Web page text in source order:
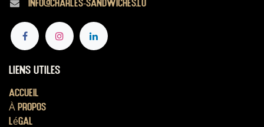
info@charles-sandwiches.lu
Liens utiles
Accueil
À propos
Légal